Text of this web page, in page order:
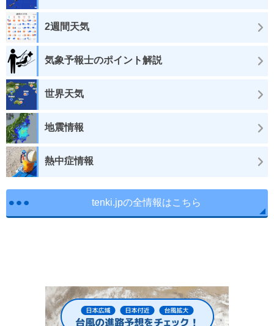
2週間天気
気象予報士のポイント解説
世界天気
地震情報
熱中症情報
tenki.jpの全情報はこちら